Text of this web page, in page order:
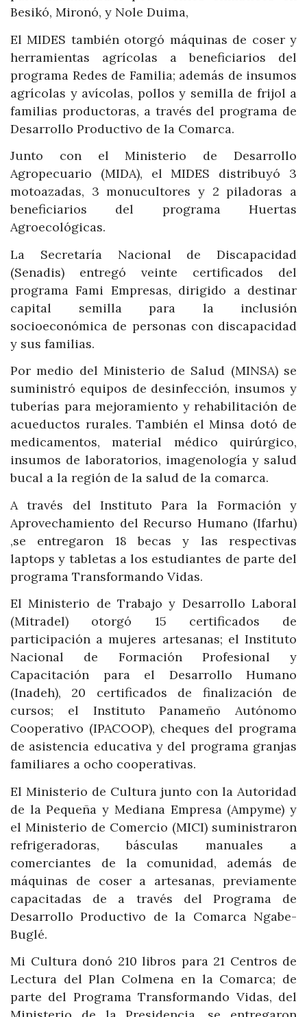
Besikó, Mironó, y Nole Duima,
El MIDES también otorgó máquinas de coser y
herramientas agrícolas a beneficiarios del
programa Redes de Familia; además de insumos
agrícolas y avícolas, pollos y semilla de frijol a
familias productoras, a través del programa de
Desarrollo Productivo de la Comarca.
Junto con el Ministerio de Desarrollo
Agropecuario (MIDA), el MIDES distribuyó 3
motoazadas, 3 monucultores y 2 piladoras a
beneficiarios del programa Huertas
Agroecológicas.
La Secretaría Nacional de Discapacidad
(Senadis) entregó veinte certificados del
programa Fami Empresas, dirigido a destinar
capital semilla para la inclusión
socioeconómica de personas con discapacidad
y sus familias.
Por medio del Ministerio de Salud (MINSA) se
suministró equipos de desinfección, insumos y
tuberías para mejoramiento y rehabilitación de
acueductos rurales. También el Minsa dotó de
medicamentos, material médico quirúrgico,
insumos de laboratorios, imagenología y salud
bucal a la región de la salud de la comarca.
A través del Instituto Para la Formación y
Aprovechamiento del Recurso Humano (Ifarhu)
,se entregaron 18 becas y las respectivas
laptops y tabletas a los estudiantes de parte del
programa Transformando Vidas.
El Ministerio de Trabajo y Desarrollo Laboral
(Mitradel) otorgó 15 certificados de
participación a mujeres artesanas; el Instituto
Nacional de Formación Profesional y
Capacitación para el Desarrollo Humano
(Inadeh), 20 certificados de finalización de
cursos; el Instituto Panameño Autónomo
Cooperativo (IPACOOP), cheques del programa
de asistencia educativa y del programa granjas
familiares a ocho cooperativas.
El Ministerio de Cultura junto con la Autoridad
de la Pequeña y Mediana Empresa (Ampyme) y
el Ministerio de Comercio (MICI) suministraron
refrigeradoras, básculas manuales a
comerciantes de la comunidad, además de
máquinas de coser a artesanas, previamente
capacitadas de a través del Programa de
Desarrollo Productivo de la Comarca Ngabe-
Buglé.
Mi Cultura donó 210 libros para 21 Centros de
Lectura del Plan Colmena en la Comarca; de
parte del Programa Transformando Vidas, del